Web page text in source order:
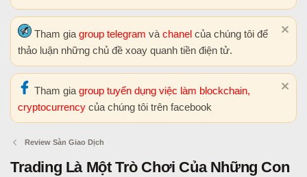
Tham gia group telegram và chanel của chúng tôi để
thảo luận những chủ đề xoay quanh tiền điện tử.
Tham gia group tuyển dụng việc làm blockchain,
cryptocurrency của chúng tôi trên facebook
Review Sàn Giao Dịch
Trading Là Một Trò Chơi Của Những Con